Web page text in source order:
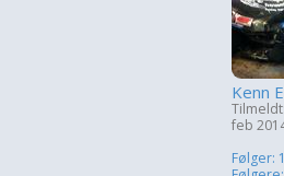
Kenn E
Tilmeldt:
feb
Følger: